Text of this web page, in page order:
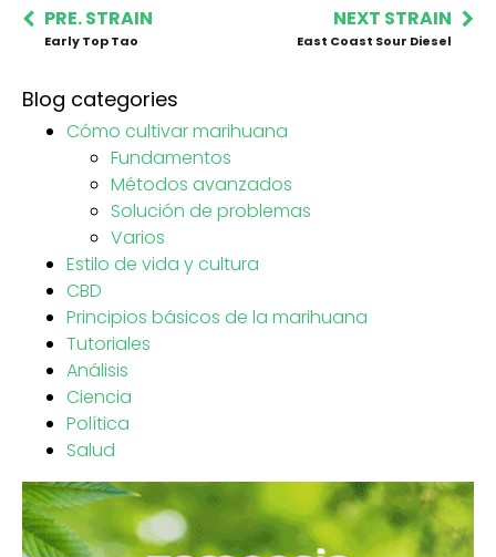
PRE. STRAIN
Early Top Tao
NEXT STRAIN
East Coast Sour Diesel
Blog categories
Cómo cultivar marihuana
Fundamentos
Métodos avanzados
Solución de problemas
Varios
Estilo de vida y cultura
CBD
Principios básicos de la marihuana
Tutoriales
Análisis
Ciencia
Política
Salud